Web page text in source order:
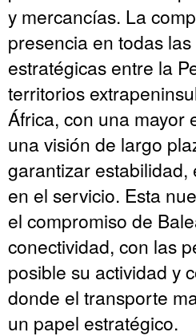
y mercancías. La
presencia en todas
estratégicas entre la
territorios
África, con una mayor
una visión de largo
garantizar estabilidad,
en el servicio. Esta
el compromiso de
conectividad, con las
posible su actividad y
donde el transporte
un papel estratégico.